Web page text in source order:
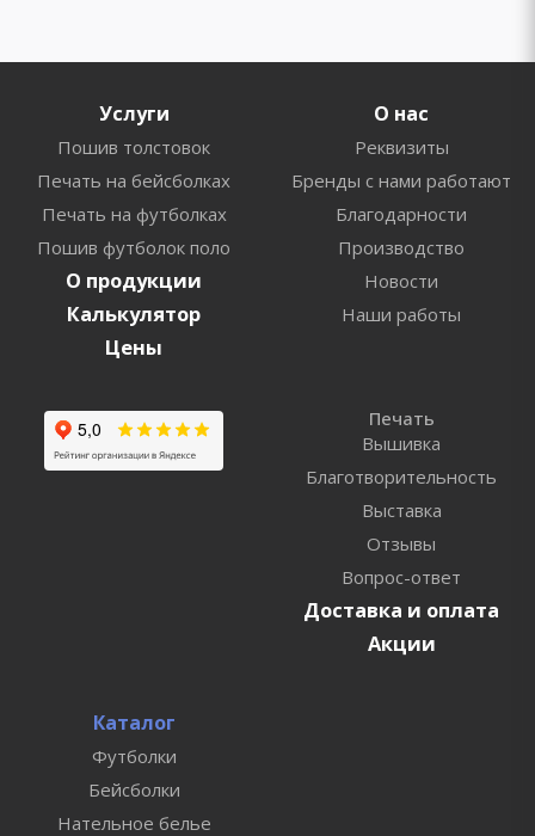
Услуги
Пошив толстовок
Печать на бейсболках
Печать на футболках
Пошив футболок поло
О продукции
Калькулятор
Цены
О нас
Реквизиты
Бренды с нами работают
Благодарности
Производство
Новости
Наши работы
Печать
Вышивка
Благотворительность
Выставка
Отзывы
Вопрос-ответ
Доставка и оплата
Акции
Каталог
Футболки
Бейсболки
Нательное белье